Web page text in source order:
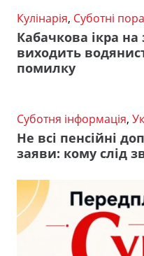
Кулінарія, Суботні
Кабачкова ікра
виходить
помилку
Суботня інформація,
Не всі пенсійні
заяви: кому слід